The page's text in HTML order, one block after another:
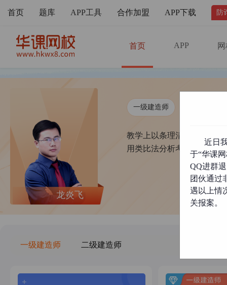
首页 题库 APP工具 合作加盟 APP下载 防
首页 APP
龙炎飞
一级建造师
教学上以条理清晰、知识
用类比法分析考点异同，
一级建造师 二级建造师
近日
于“华课
QQ进群
团伙通过
遇以上情
关报案。